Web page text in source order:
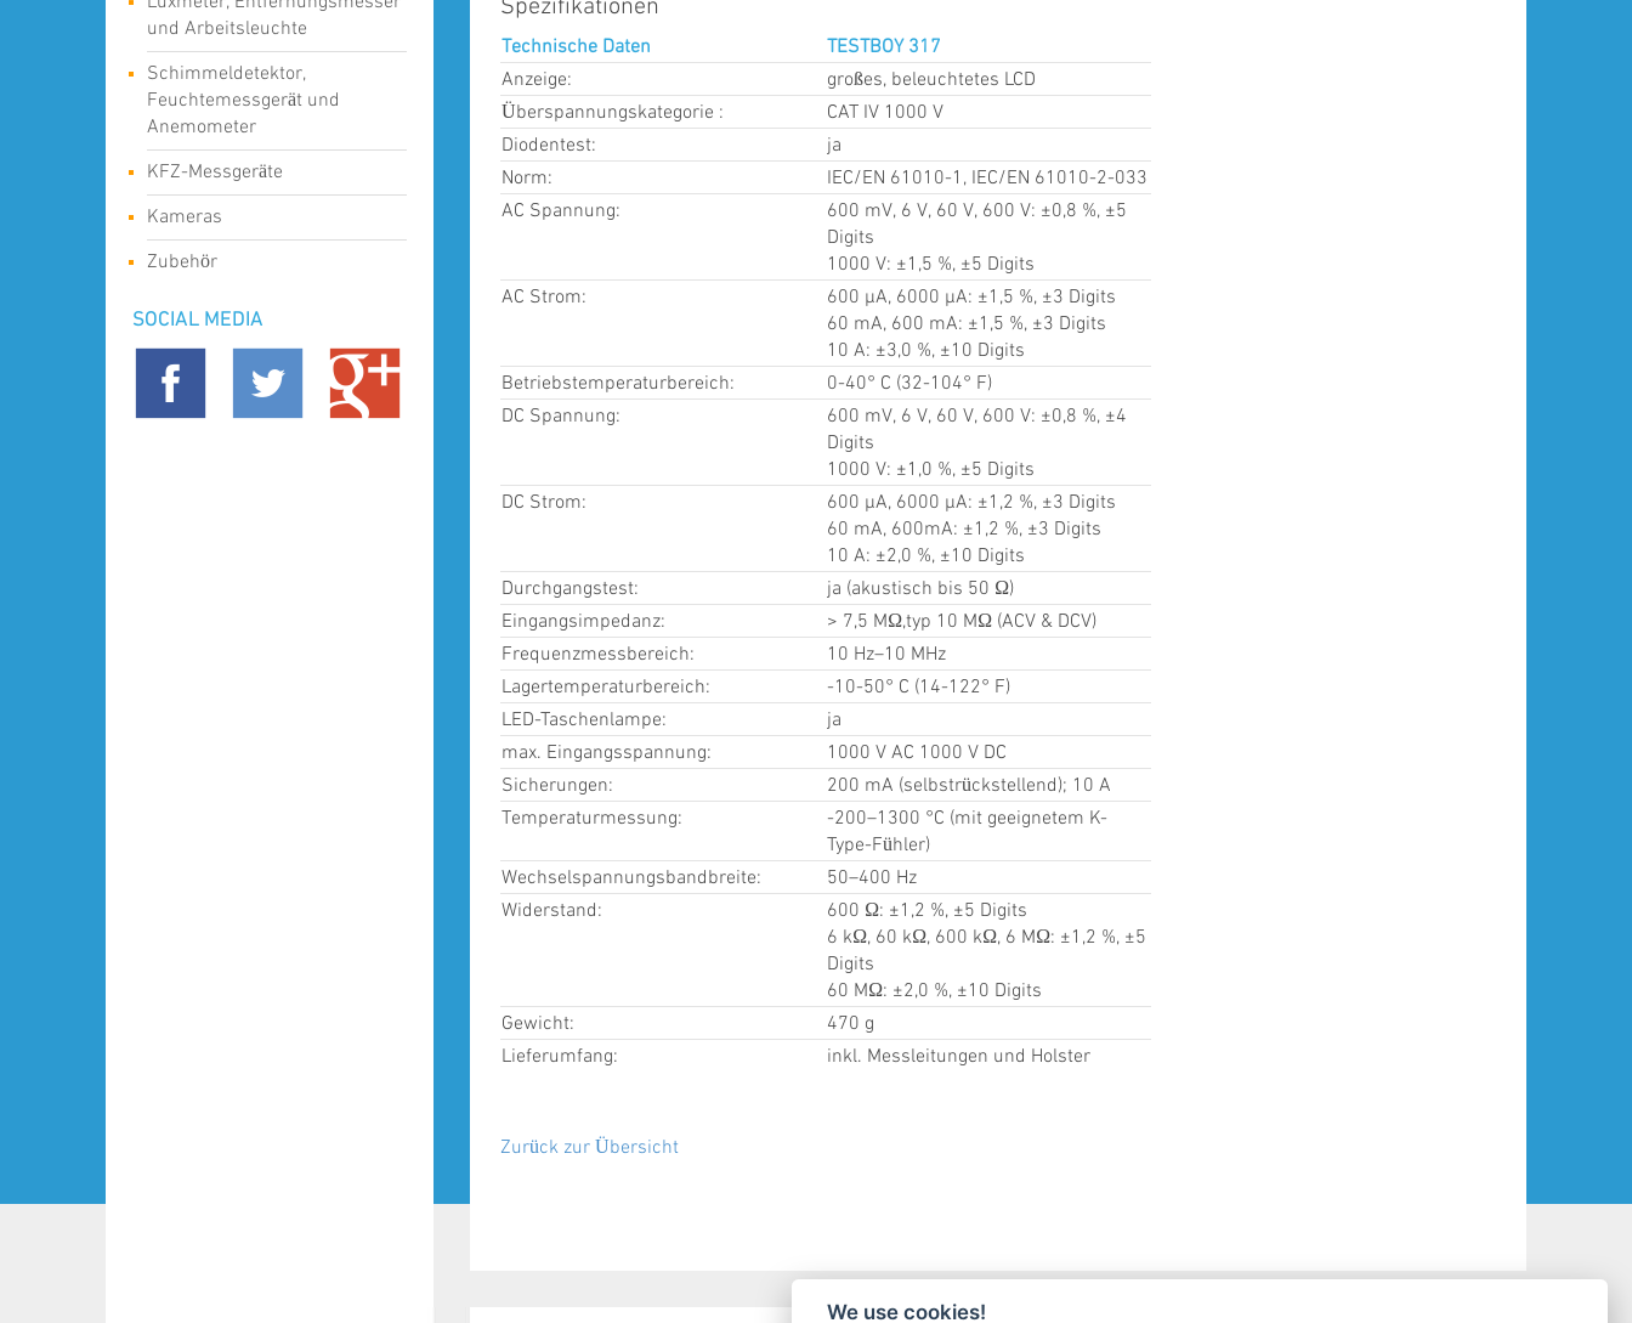
und Arbeitsleuchte
Schimmeldetektor,
Feuchtemessgerät und
Anemometer
KFZ-Messgeräte
Kameras
Zubehör
SOCIAL MEDIA
Spezifikationen
Technische Daten
TESTBOY 317
Anzeige:
großes, beleuchtetes LCD
Überspannungskategorie :
CAT IV 1000 V
Diodentest:
ja
Norm:
IEC/EN 61010-1, IEC/EN 61010-2-033
AC Spannung:
600 mV, 6 V, 60 V, 600 V: ±0,8 %, ±5
Digits
1000 V: ±1,5 %, ±5 Digits
AC Strom:
600 µA, 6000 µA: ±1,5 %, ±3 Digits
60 mA, 600 mA: ±1,5 %, ±3 Digits
10 A: ±3,0 %, ±10 Digits
Betriebstemperaturbereich:
0-40° C (32-104° F)
DC Spannung:
600 mV, 6 V, 60 V, 600 V: ±0,8 %, ±4
Digits
1000 V: ±1,0 %, ±5 Digits
DC Strom:
600 µA, 6000 µA: ±1,2 %, ±3 Digits
60 mA, 600mA: ±1,2 %, ±3 Digits
10 A: ±2,0 %, ±10 Digits
Durchgangstest:
ja (akustisch bis 50 Ω)
Eingangsimpedanz:
> 7,5 MΩ,typ 10 MΩ (ACV & DCV)
Frequenzmessbereich:
10 Hz–10 MHz
Lagertemperaturbereich:
-10-50° C (14-122° F)
LED-Taschenlampe:
ja
max. Eingangsspannung:
1000 V AC 1000 V DC
Sicherungen:
200 mA (selbstrückstellend); 10 A
Temperaturmessung:
-200–1300 °C (mit geeignetem K-
Type-Fühler)
Wechselspannungsbandbreite:
50–400 Hz
Widerstand:
600 Ω: ±1,2 %, ±5 Digits
6 kΩ, 60 kΩ, 600 kΩ, 6 MΩ: ±1,2 %, ±5
Digits
60 MΩ: ±2,0 %, ±10 Digits
Gewicht:
470 g
Lieferumfang:
inkl. Messleitungen und Holster
Zurück zur Übersicht
We use cookies!